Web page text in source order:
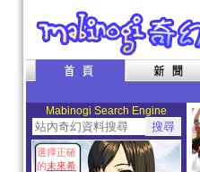
Mabinogi Search Engine
選擇正確
的未來希